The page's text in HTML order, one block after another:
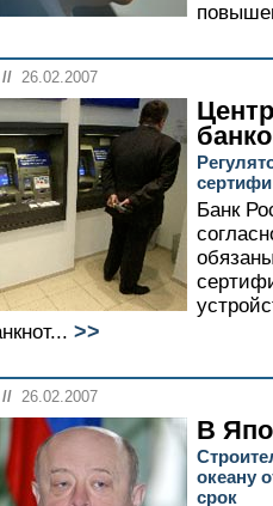
// 26.02.2007
Банк
>>
// 26.02.2007
В
океану
срок